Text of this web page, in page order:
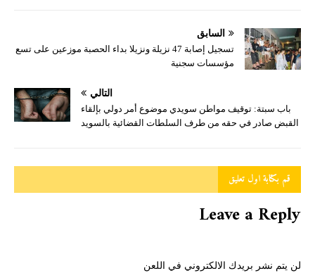
السابق
تسجيل إصابة 47 نزيلة ونزيلا بداء الحصبة موزعين على تسع
مؤسسات سجنية
التالي
باب سبتة: توقيف مواطن سويدي موضوع أمر دولي بإلقاء
القبض صادر في حقه من طرف السلطات القضائية بالسويد
قم بكتابة اول تعليق
Leave a Reply
لن يتم نشر بريدك الالكتروني في اللعن